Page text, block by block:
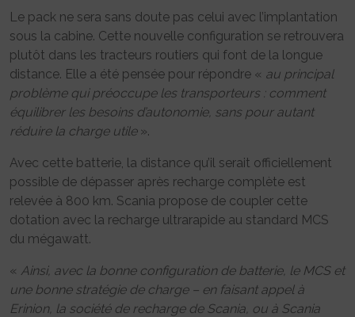
Le pack ne sera sans doute pas celui avec l’implantation
sous la cabine. Cette nouvelle configuration se retrouvera
plutôt dans les tracteurs routiers qui font de la longue
distance. Elle a été pensée pour répondre « au principal
problème qui préoccupe les transporteurs : comment
équilibrer les besoins d’autonomie, sans pour autant
réduire la charge utile».
Avec cette batterie, la distance qu’il serait officiellement
possible de dépasser après recharge complète est
relevée à 800 km. Scania propose de coupler cette
dotation avec la recharge ultrarapide au standard MCS
du mégawatt.
« Ainsi, avec la bonne configuration de batterie, le MCS et
une bonne stratégie de charge – en faisant appel à
Erinion, la société de recharge de Scania, ou à Scania